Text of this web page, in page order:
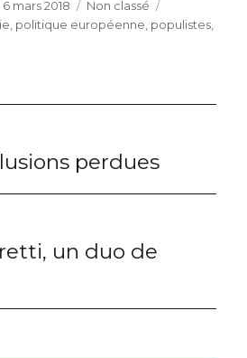
Posted
on
6 mars 2018 Categories
Non classé
politique européenne populistes
perdues
un duo de